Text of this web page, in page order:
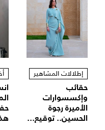
إطلالات المشاهير
حقائب
وإكسسوارات
الأميرة رجوة
الحسين.. توقيع...